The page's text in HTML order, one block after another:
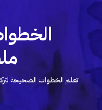
تعلم الخطوات الصحيحة